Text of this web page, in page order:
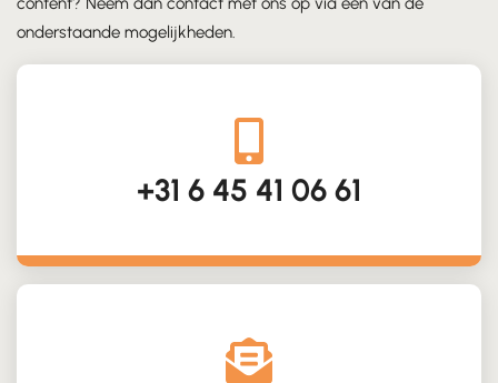
onderstaande mogelijkheden.
+31 6 45 41 06 61